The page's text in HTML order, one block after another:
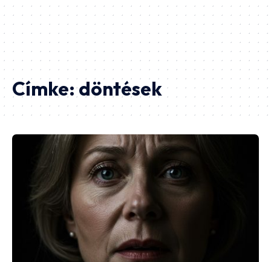
Címke:döntések